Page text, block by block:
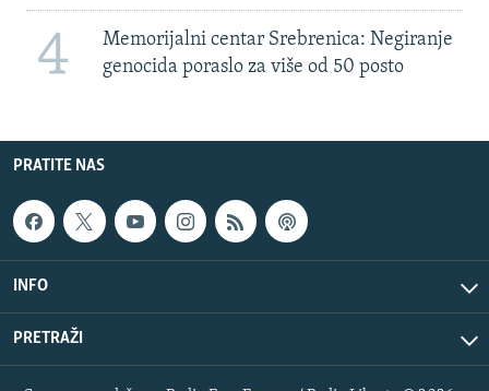
4
Memorijalni centar Srebrenica: Negiranje
genocida poraslo za više od 50 posto
PRATITE NAS
INFO
PRETRAŽI